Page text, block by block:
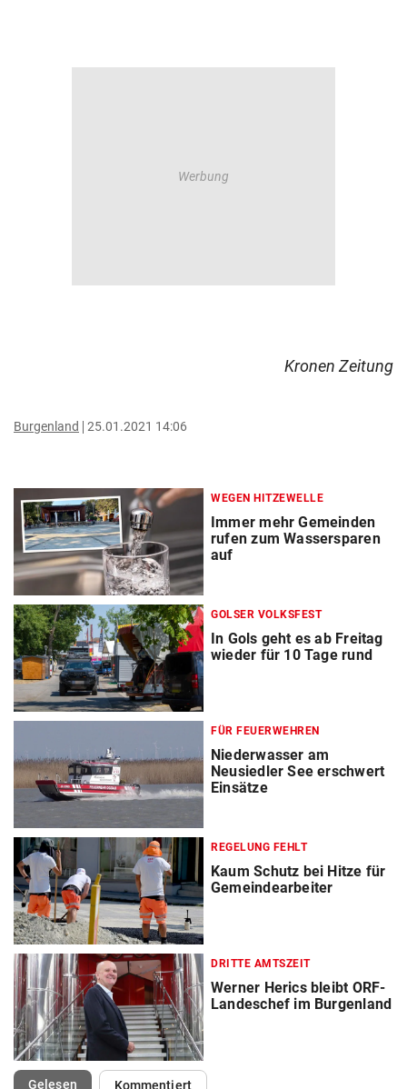
Kronen Zeitung
Burgenland 25.01.2021 14:06
WEGEN HITZEWELLE
Immer mehr Gemeinden
rufen zum Wassersparen
auf
GOLSER VOLKSFEST
In Gols geht es ab Freitag
wieder für 10 Tage rund
FÜR FEUERWEHREN
Niederwasser am
Neusiedler See erschwert
Einsätze
REGELUNG FEHLT
Kaum Schutz bei Hitze für
Gemeindearbeiter
DRITTE AMTSZEIT
Werner Herics bleibt ORF-
Landeschef im Burgenland
Gelesen(ausgewählt)Kommentiert